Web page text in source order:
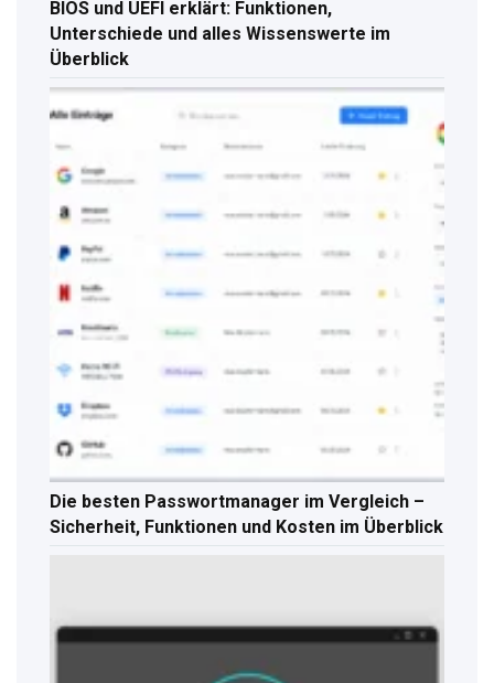
BIOS und UEFI erklärt: Funktionen,
Unterschiede und alles Wissenswerte im
Überblick
Die besten Passwortmanager im Vergleich –
Sicherheit, Funktionen und Kosten im Überblick